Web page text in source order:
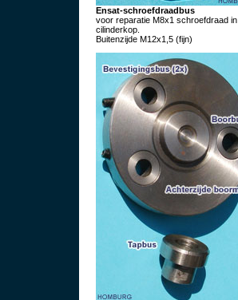
Ensat-schroefdraadbus
voor reparatie M8x1 schroefdraad in
cilinderkop.
Buitenzijde M12x1,5 (fijn)